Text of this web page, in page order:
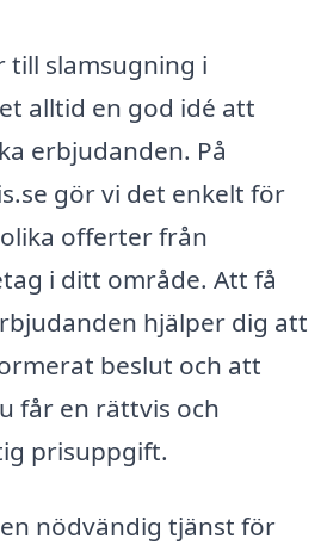
till slamsugning i
alltid en god idé att
erbjudanden. På
gör vi det enkelt för
offerter från
i ditt område. Att få
hjälper dig att
beslut och att
får en rättvis och
prisuppgift.
nödvändig tjänst för